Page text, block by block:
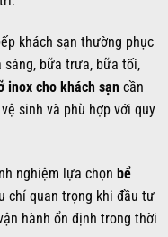
khách sạn thường phục
bữa trưa, bữa tối,
inox cho khách sạn cần
sinh và phù hợp với quy
nghiệm lựa chọn bể
chí quan trọng khi đầu tư
hành ổn định trong thời